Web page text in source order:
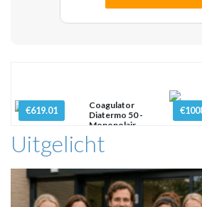
€619.01
Coagulator
Diatermo 50 -
Monopolair
Uitgelicht